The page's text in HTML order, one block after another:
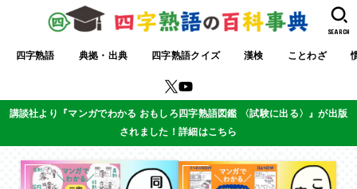
四字熟語 典拠・出典 四字熟語クイズ 漢検 ことわざ
SEARCH
講談社より『マンガでわかる おもしろ四字熟語図鑑 〈試験に出る〉』が出版
されました！詳細はこちら